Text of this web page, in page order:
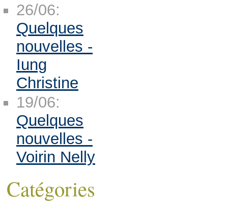
26/06:
Quelques
nouvelles -
Iung
Christine
19/06:
Quelques
nouvelles -
Voirin Nelly
Catégories